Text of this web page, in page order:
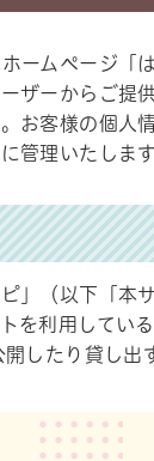
ームページ「
ザーからご
お客様の個
管理いたします
」（以下「
を利用してい
したり貸し出